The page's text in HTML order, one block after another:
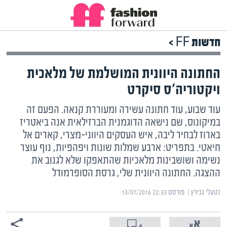
חדשות FF >
החתונה היוונית המושלמת של מלאכית
ויקטוריה'ס סיקרט
עוד שבוע, עוד חתונה עשירה ומעוררת קנאה. הפעם זה
במיקונוס, שם נישאה הדוגמנית הברזילאית אנה ביאטריז
בארוז לבחיר ליבה, איש העסקים היווני-מצרי, קארים אל
חיאטי. בתפריט: ארבע שמלות שונות ויפהפיות, נוף עוצר
נשימה ושושבינות מלאכיות שהתאפקו שלא לגנוב את
ההצגה. החתונה היוונית שלי, גרסת הסופרמודל
נטעלי גבירץ | ‏פורסם ‎13/07/2016 22:33